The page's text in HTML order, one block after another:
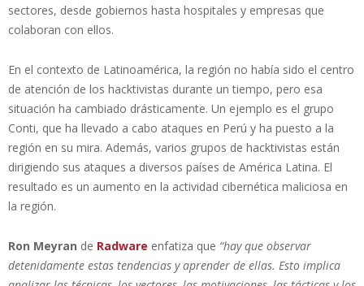
sectores, desde gobiernos hasta hospitales y empresas que
colaboran con ellos.
En el contexto de Latinoamérica, la región no había sido el centro
de atención de los hacktivistas durante un tiempo, pero esa
situación ha cambiado drásticamente. Un ejemplo es el grupo
Conti, que ha llevado a cabo ataques en Perú y ha puesto a la
región en su mira. Además, varios grupos de hacktivistas están
dirigiendo sus ataques a diversos países de América Latina. El
resultado es un aumento en la actividad cibernética maliciosa en
la región.
Ron Meyran de Radware enfatiza que “hay que observar
detenidamente estas tendencias y aprender de ellas. Esto implica